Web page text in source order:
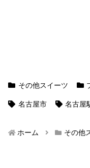
その他スイーツ
名古屋市 名古屋
ホーム その他